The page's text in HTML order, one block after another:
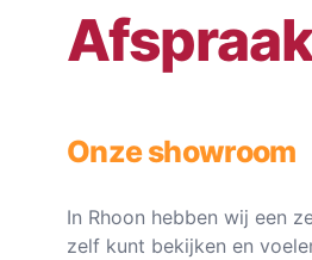
Onze showroom
In Rhoon hebben wij een
zelf kunt bekijken en